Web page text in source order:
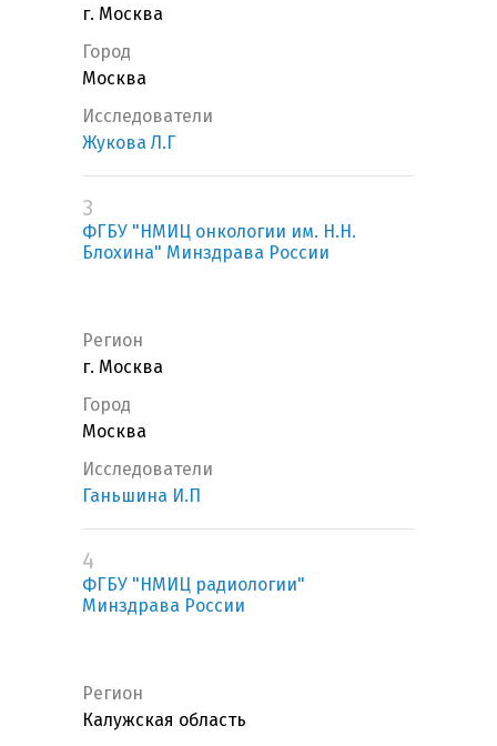
г. Москва
Город
Москва
Исследователи
Жукова Л.Г
3
ФГБУ "НМИЦ онкологии им. Н.Н.
Блохина" Минздрава России
Регион
г. Москва
Город
Москва
Исследователи
Ганьшина И.П
4
ФГБУ "НМИЦ радиологии"
Минздрава России
Регион
Калужская область